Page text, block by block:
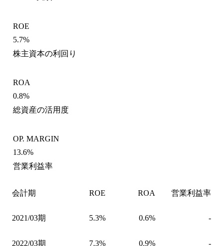
ROE
5.7%
株主資本の利回り
ROA
0.8%
総資産の活用度
OP. MARGIN
13.6%
営業利益率
会計期 ROE ROA 営業利益率
2021/03期 5.3% 0.6% -
2022/03期 7.3% 0.9% -